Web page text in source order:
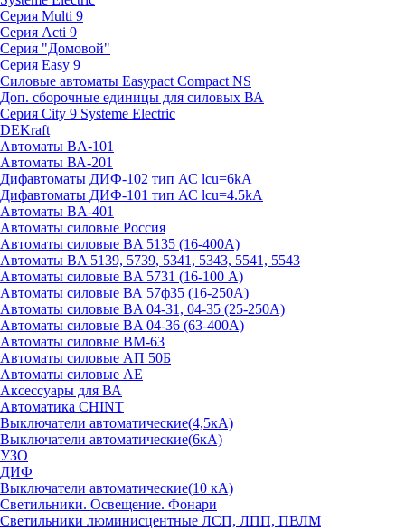
Серия Multi 9
Серия Acti 9
Серия "Домовой"
Серия Easy 9
Силовые автоматы Easypact Compact NS
Доп. сборочные единицы для силовых ВА
Серия City 9 Systeme Electric
DEKraft
Автоматы BA-101
Автоматы ВА-201
Дифавтоматы ДИФ-102 тип АС lcu=6kA
Дифавтоматы ДИФ-101 тип АС lcu=4.5kA
Автоматы BA-401
Автоматы силовые Россия
Автоматы силовые BA 5135 (16-400А)
Автоматы BA 5139, 5739, 5341, 5343, 5541, 5543
Автоматы силовые BA 5731 (16-100 А)
Автоматы силовые ВА 57ф35 (16-250А)
Автоматы силовые BA 04-31, 04-35 (25-250А)
Автоматы силовые BA 04-36 (63-400А)
Автоматы силовые ВМ-63
Автоматы силовые АП 50Б
Автоматы силовые АЕ
Аксессуары для ВА
Автоматика CHINT
Выключатели автоматические(4,5кА)
Выключатели автоматические(6кА)
УЗО
ДИФ
Выключатели автоматические(10 кА)
Светильники. Освещение. Фонари
Светильники люминисцентные ЛСП, ЛПП, ПВЛМ